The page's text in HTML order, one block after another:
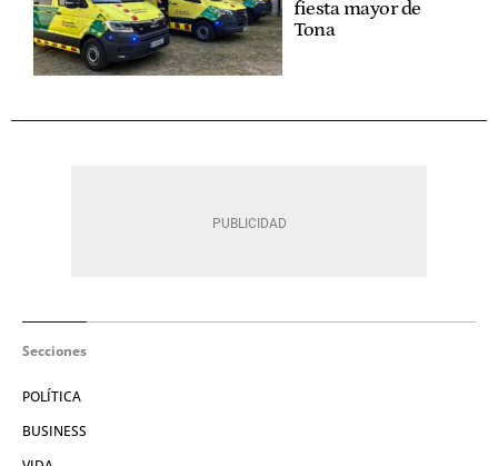
fiesta mayor de
Tona
Secciones
POLÍTICA
BUSINESS